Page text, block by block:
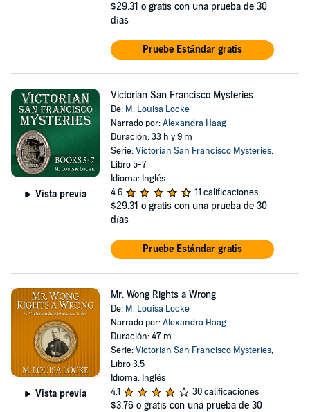
$29.31 o gratis con una prueba de 30
días
Pruebe Estándar gratis
Vista previa
Victorian San Francisco Mysteries
De: M. Louisa Locke
Narrado por:Alexandra Haag
Duración: 33 h y 9 m
Serie:Victorian San Francisco Mysteries,
Libro 5-7
Idioma: Inglés
4.6
11 calificaciones
$29.31 o gratis con una prueba de 30
días
Pruebe Estándar gratis
Vista previa
Mr. Wong Rights a Wrong
De: M. Louisa Locke
Narrado por:Alexandra Haag
Duración: 47 m
Serie:Victorian San Francisco Mysteries,
Libro 3.5
Idioma: Inglés
4.1
30 calificaciones
$3.76 o gratis con una prueba de 30